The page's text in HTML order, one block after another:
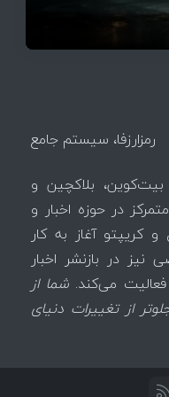
اهمیت دارد؟
سبز شد
وارد فاز تازه شد
رمزارزفا، سیستم جامع
بیت‌کوین، بلاکچین و
به صورت متمرکز در حوزه اخبار و
کریپتو آغاز به کار
در بازنشر اخبار
فعالیت می‌کند.شما از
از تغییرات دنیای